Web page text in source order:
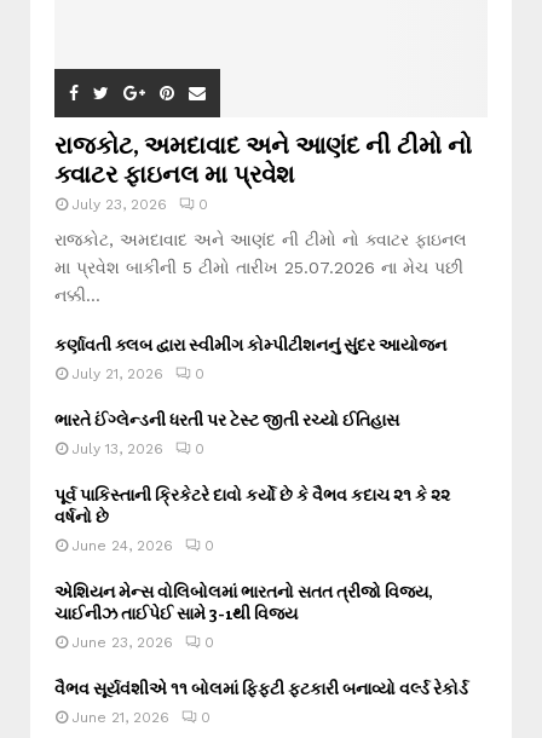
રાજકોટ, અમદાવાદ અને આણંદ ની ટીમો નો
ક્વાટર ફાઇનલ મા પ્રવેશ
July 23, 2026 0
રાજકોટ, અમદાવાદ અને આણંદ ની ટીમો નો ક્વાટર ફાઇનલ
મા પ્રવેશ બાકીની 5 ટીમો તારીખ 25.07.2026 ના મેચ પછી
નક્કી...
કર્ણાવતી ક્લબ દ્વારા સ્વીમીંગ કોમ્પીટીશનનું સુંદર આયોજન
July 21, 2026 0
ભારતે ઈંગ્લેન્ડની ધરતી પર ટેસ્ટ જીતી રચ્યો ઈતિહાસ
July 13, 2026 0
પૂર્વ પાકિસ્તાની ક્રિકેટરે દાવો કર્યો છે કે વૈભવ કદાચ ૨૧ કે ૨૨
વર્ષનો છે
June 24, 2026 0
એશિયન મેન્સ વોલિબોલમાં ભારતનો સતત ત્રીજો વિજય,
ચાઈનીઝ તાઈપેઈ સામે 3-1થી વિજય
June 23, 2026 0
વૈભવ સૂર્યવંશીએ ૧૧ બોલમાં ફિફ્ટી ફટકારી બનાવ્યો વર્લ્ડ રેકોર્ડ
June 21, 2026 0